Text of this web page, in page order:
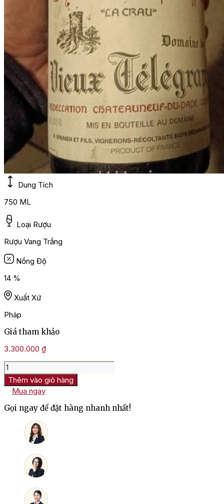
Dung Tích
750 ML
Loại Rượu
Rượu Vang Trắng
Nồng Độ
14 %
Xuất Xứ
Pháp
Giá tham khảo
3.300.000 ₫
Rượu
Vang
Trắng
Domaine
Du
Vieux
Telegraphe
Thêm vào giỏ hàng
Mua ngay
Gọi ngay để đặt hàng nhanh nhất!